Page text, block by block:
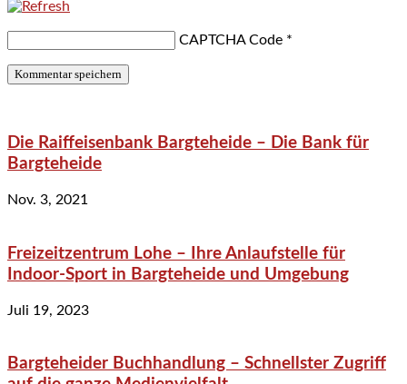
CAPTCHA Code *
Die Raiffeisenbank Bargteheide – Die Bank für
Bargteheide
Nov. 3, 2021
Freizeitzentrum Lohe – Ihre Anlaufstelle für
Indoor-Sport in Bargteheide und Umgebung
Juli 19, 2023
Bargteheider Buchhandlung – Schnellster Zugriff